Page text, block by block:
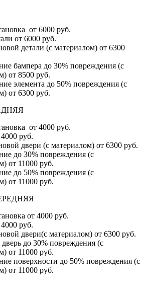
от 6000 руб.
от 6000 руб.
детали (с материалом) от 6300
бампера до 30% повреждения (с
от 8500 руб.
элемента до 50% повреждения (с
от 6300 руб.
от 4000 руб.
руб.
двери (с материалом) от 6300 руб.
до 30% повреждения (с
от 11000 руб.
до 50% повреждения (с
от 11000 руб.
от 4000 руб.
руб.
двери(с материалом) от 6300 руб.
до 30% повреждения (с
от 11000 руб.
поверхности до 50% повреждения (с
от 11000 руб.